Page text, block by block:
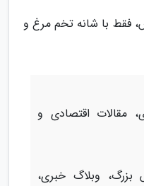
فقط با شانه تخم مرغ و
مقالات اقتصادی و
وبلاگ خبری،